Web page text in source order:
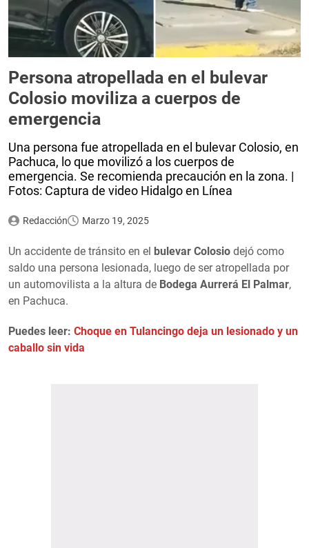
Persona atropellada en el bulevar
Colosio moviliza a cuerpos de
emergencia
Una persona fue atropellada en el bulevar Colosio, en
Pachuca, lo que movilizó a los cuerpos de
emergencia. Se recomienda precaución en la zona. |
Fotos: Captura de video Hidalgo en Línea
Redacción Marzo 19, 2025
Un accidente de tránsito en el bulevar Colosio dejó como
saldo una persona lesionada, luego de ser atropellada por
un automovilista a la altura de Bodega Aurrerá El Palmar,
en Pachuca.
Puedes leer: Choque en Tulancingo deja un lesionado y un
caballo sin vida